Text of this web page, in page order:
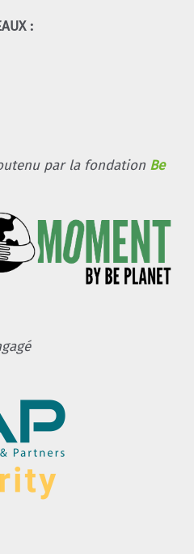
:
par la fondation Be